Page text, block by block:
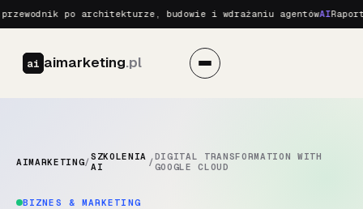
po architekturze, budowie i wdrażaniu agentówAIRaport
ai aimarketing.pl
AIMARKETING/SZKOLENIA
AI
/DIGITAL TRANSFORMATION WITH
GOOGLE CLOUD
BIZNES & MARKETING